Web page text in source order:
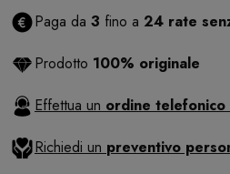
Paga da 3 fino a 24 rate
Prodotto 100% originale
Effettua un ordine telefonico
Richiedi un preventivo